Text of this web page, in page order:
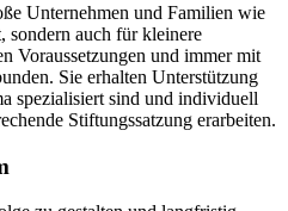
Unternehmen und Familien wie
sondern auch für kleinere
Voraussetzungen und immer mit
Sie erhalten Unterstützung
spezialisiert sind und individuell
Stiftungssatzung erarbeiten.